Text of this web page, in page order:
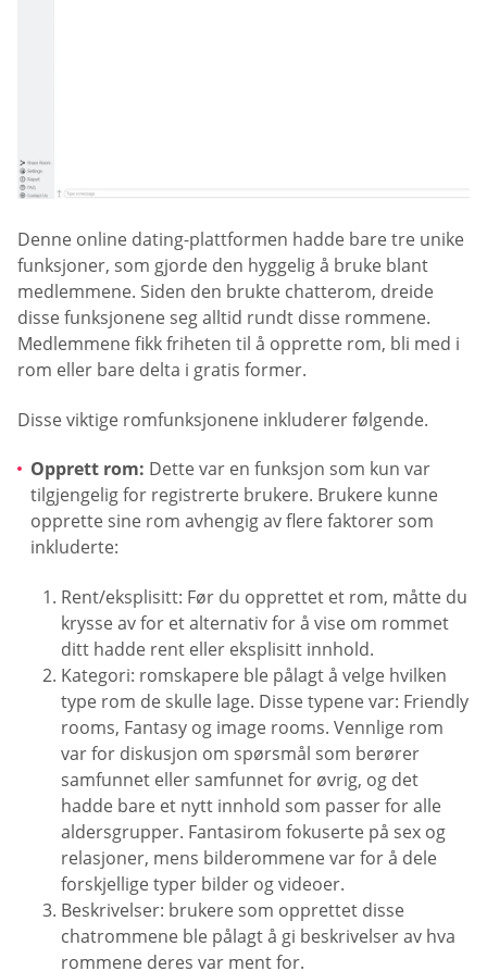
Denne online dating-plattformen hadde bare tre unike
funksjoner, som gjorde den hyggelig å bruke blant
medlemmene. Siden den brukte chatterom, dreide
disse funksjonene seg alltid rundt disse rommene.
Medlemmene fikk friheten til å opprette rom, bli med i
rom eller bare delta i gratis former.
Disse viktige romfunksjonene inkluderer følgende.
Opprett rom: Dette var en funksjon som kun var
tilgjengelig for registrerte brukere. Brukere kunne
opprette sine rom avhengig av flere faktorer som
inkluderte:
Rent/eksplisitt: Før du opprettet et rom, måtte du
krysse av for et alternativ for å vise om rommet
ditt hadde rent eller eksplisitt innhold.
Kategori: romskapere ble pålagt å velge hvilken
type rom de skulle lage. Disse typene var: Friendly
rooms, Fantasy og image rooms. Vennlige rom
var for diskusjon om spørsmål som berører
samfunnet eller samfunnet for øvrig, og det
hadde bare et nytt innhold som passer for alle
aldersgrupper. Fantasirom fokuserte på sex og
relasjoner, mens bilderommene var for å dele
forskjellige typer bilder og videoer.
Beskrivelser: brukere som opprettet disse
chatrommene ble pålagt å gi beskrivelser av hva
rommene deres var ment for.